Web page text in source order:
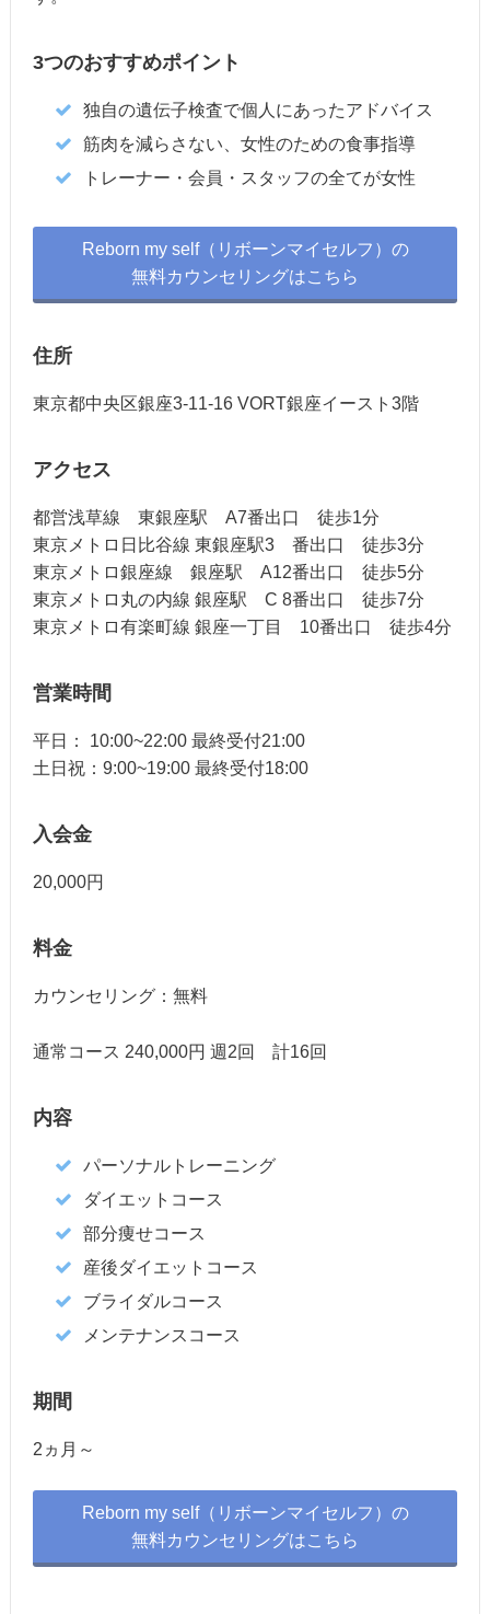
3つのおすすめポイント
独自の遺伝子検査で個人にあったアドバイス
筋肉を減らさない、女性のための食事指導
トレーナー・会員・スタッフの全てが女性
Reborn my self（リボーンマイセルフ）の
無料カウンセリングはこちら
住所
東京都中央区銀座3-11-16 VORT銀座イースト3階
アクセス
都営浅草線 東銀座駅 A7番出口 徒歩1分
東京メトロ日比谷線 東銀座駅3 番出口 徒歩3分
東京メトロ銀座線 銀座駅 A12番出口 徒歩5分
東京メトロ丸の内線 銀座駅 C 8番出口 徒歩7分
東京メトロ有楽町線 銀座一丁目 10番出口 徒歩4分
営業時間
平日： 10:00~22:00 最終受付21:00
土日祝：9:00~19:00 最終受付18:00
入会金
20,000円
料金
カウンセリング：無料
通常コース 240,000円 週2回 計16回
内容
パーソナルトレーニング
ダイエットコース
部分痩せコース
産後ダイエットコース
ブライダルコース
メンテナンスコース
期間
2ヵ月～
Reborn my self（リボーンマイセルフ）の
無料カウンセリングはこちら